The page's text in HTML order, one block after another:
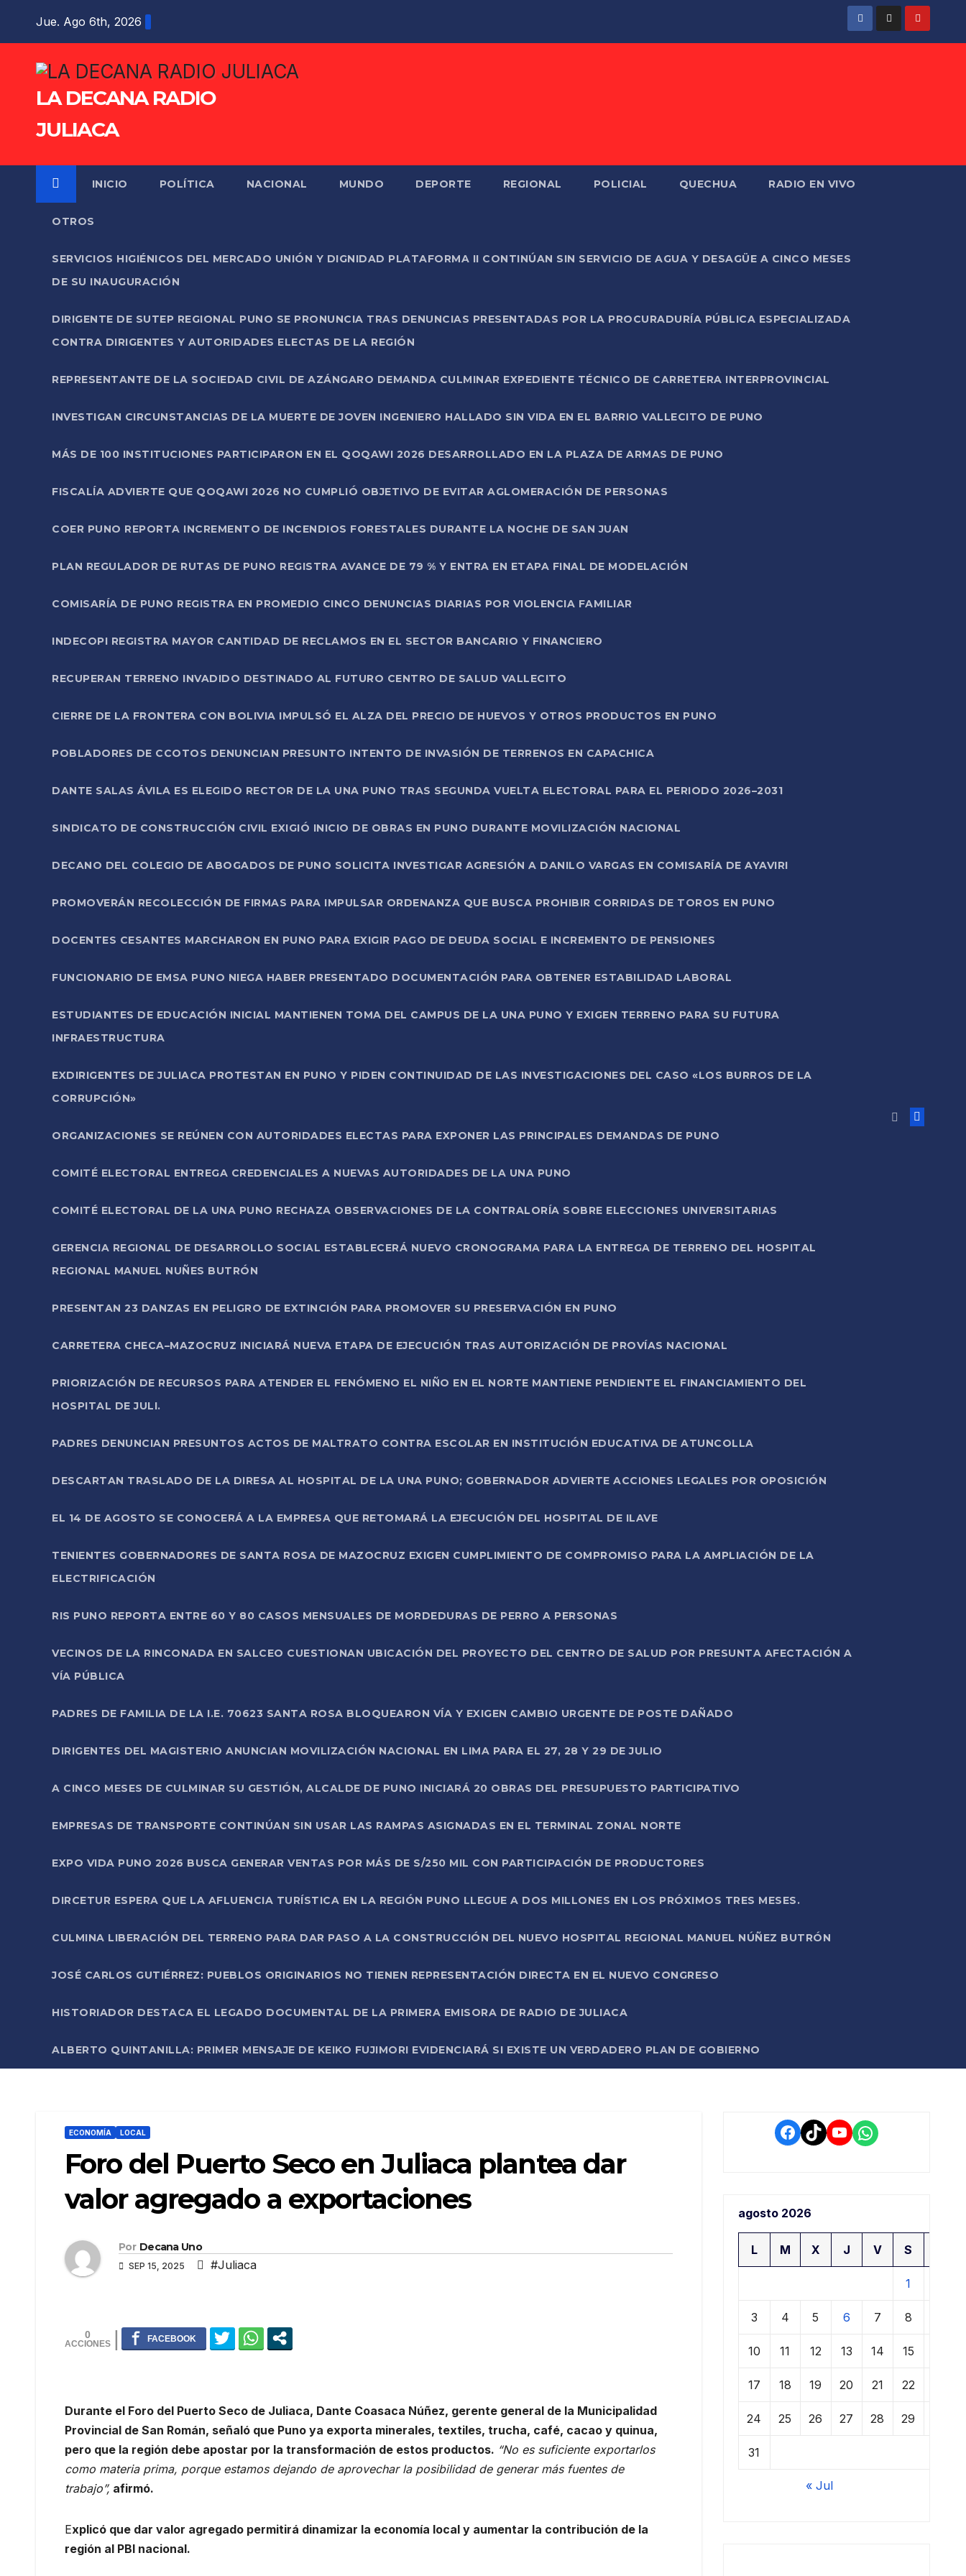
Jue. Ago 6th, 2026
LA DECANA RADIO
JULIACA
INICIO POLÍTICA NACIONAL MUNDO DEPORTE REGIONAL POLICIAL QUECHUA RADIO EN VIVO
OTROS
SERVICIOS HIGIÉNICOS DEL MERCADO UNIÓN Y DIGNIDAD PLATAFORMA II CONTINÚAN SIN SERVICIO DE AGUA Y DESAGÜE A CINCO MESES
DE SU INAUGURACIÓN
DIRIGENTE DE SUTEP REGIONAL PUNO SE PRONUNCIA TRAS DENUNCIAS PRESENTADAS POR LA PROCURADURÍA PÚBLICA ESPECIALIZADA
CONTRA DIRIGENTES Y AUTORIDADES ELECTAS DE LA REGIÓN
REPRESENTANTE DE LA SOCIEDAD CIVIL DE AZÁNGARO DEMANDA CULMINAR EXPEDIENTE TÉCNICO DE CARRETERA INTERPROVINCIAL
INVESTIGAN CIRCUNSTANCIAS DE LA MUERTE DE JOVEN INGENIERO HALLADO SIN VIDA EN EL BARRIO VALLECITO DE PUNO
MÁS DE 100 INSTITUCIONES PARTICIPARON EN EL QOQAWI 2026 DESARROLLADO EN LA PLAZA DE ARMAS DE PUNO
FISCALÍA ADVIERTE QUE QOQAWI 2026 NO CUMPLIÓ OBJETIVO DE EVITAR AGLOMERACIÓN DE PERSONAS
COER PUNO REPORTA INCREMENTO DE INCENDIOS FORESTALES DURANTE LA NOCHE DE SAN JUAN
PLAN REGULADOR DE RUTAS DE PUNO REGISTRA AVANCE DE 79 % Y ENTRA EN ETAPA FINAL DE MODELACIÓN
COMISARÍA DE PUNO REGISTRA EN PROMEDIO CINCO DENUNCIAS DIARIAS POR VIOLENCIA FAMILIAR
INDECOPI REGISTRA MAYOR CANTIDAD DE RECLAMOS EN EL SECTOR BANCARIO Y FINANCIERO
RECUPERAN TERRENO INVADIDO DESTINADO AL FUTURO CENTRO DE SALUD VALLECITO
CIERRE DE LA FRONTERA CON BOLIVIA IMPULSÓ EL ALZA DEL PRECIO DE HUEVOS Y OTROS PRODUCTOS EN PUNO
POBLADORES DE CCOTOS DENUNCIAN PRESUNTO INTENTO DE INVASIÓN DE TERRENOS EN CAPACHICA
DANTE SALAS ÁVILA ES ELEGIDO RECTOR DE LA UNA PUNO TRAS SEGUNDA VUELTA ELECTORAL PARA EL PERIODO 2026–2031
SINDICATO DE CONSTRUCCIÓN CIVIL EXIGIÓ INICIO DE OBRAS EN PUNO DURANTE MOVILIZACIÓN NACIONAL
DECANO DEL COLEGIO DE ABOGADOS DE PUNO SOLICITA INVESTIGAR AGRESIÓN A DANILO VARGAS EN COMISARÍA DE AYAVIRI
PROMOVERÁN RECOLECCIÓN DE FIRMAS PARA IMPULSAR ORDENANZA QUE BUSCA PROHIBIR CORRIDAS DE TOROS EN PUNO
DOCENTES CESANTES MARCHARON EN PUNO PARA EXIGIR PAGO DE DEUDA SOCIAL E INCREMENTO DE PENSIONES
FUNCIONARIO DE EMSA PUNO NIEGA HABER PRESENTADO DOCUMENTACIÓN PARA OBTENER ESTABILIDAD LABORAL
ESTUDIANTES DE EDUCACIÓN INICIAL MANTIENEN TOMA DEL CAMPUS DE LA UNA PUNO Y EXIGEN TERRENO PARA SU FUTURA
INFRAESTRUCTURA
EXDIRIGENTES DE JULIACA PROTESTAN EN PUNO Y PIDEN CONTINUIDAD DE LAS INVESTIGACIONES DEL CASO «LOS BURROS DE LA
CORRUPCIÓN»
ORGANIZACIONES SE REÚNEN CON AUTORIDADES ELECTAS PARA EXPONER LAS PRINCIPALES DEMANDAS DE PUNO
COMITÉ ELECTORAL ENTREGA CREDENCIALES A NUEVAS AUTORIDADES DE LA UNA PUNO
COMITÉ ELECTORAL DE LA UNA PUNO RECHAZA OBSERVACIONES DE LA CONTRALORÍA SOBRE ELECCIONES UNIVERSITARIAS
GERENCIA REGIONAL DE DESARROLLO SOCIAL ESTABLECERÁ NUEVO CRONOGRAMA PARA LA ENTREGA DE TERRENO DEL HOSPITAL
REGIONAL MANUEL NUÑES BUTRÓN
PRESENTAN 23 DANZAS EN PELIGRO DE EXTINCIÓN PARA PROMOVER SU PRESERVACIÓN EN PUNO
CARRETERA CHECA–MAZOCRUZ INICIARÁ NUEVA ETAPA DE EJECUCIÓN TRAS AUTORIZACIÓN DE PROVÍAS NACIONAL
PRIORIZACIÓN DE RECURSOS PARA ATENDER EL FENÓMENO EL NIÑO EN EL NORTE MANTIENE PENDIENTE EL FINANCIAMIENTO DEL
HOSPITAL DE JULI.
PADRES DENUNCIAN PRESUNTOS ACTOS DE MALTRATO CONTRA ESCOLAR EN INSTITUCIÓN EDUCATIVA DE ATUNCOLLA
DESCARTAN TRASLADO DE LA DIRESA AL HOSPITAL DE LA UNA PUNO; GOBERNADOR ADVIERTE ACCIONES LEGALES POR OPOSICIÓN
EL 14 DE AGOSTO SE CONOCERÁ A LA EMPRESA QUE RETOMARÁ LA EJECUCIÓN DEL HOSPITAL DE ILAVE
TENIENTES GOBERNADORES DE SANTA ROSA DE MAZOCRUZ EXIGEN CUMPLIMIENTO DE COMPROMISO PARA LA AMPLIACIÓN DE LA
ELECTRIFICACIÓN
RIS PUNO REPORTA ENTRE 60 Y 80 CASOS MENSUALES DE MORDEDURAS DE PERRO A PERSONAS
VECINOS DE LA RINCONADA EN SALCEO CUESTIONAN UBICACIÓN DEL PROYECTO DEL CENTRO DE SALUD POR PRESUNTA AFECTACIÓN A
VÍA PÚBLICA
PADRES DE FAMILIA DE LA I.E. 70623 SANTA ROSA BLOQUEARON VÍA Y EXIGEN CAMBIO URGENTE DE POSTE DAÑADO
DIRIGENTES DEL MAGISTERIO ANUNCIAN MOVILIZACIÓN NACIONAL EN LIMA PARA EL 27, 28 Y 29 DE JULIO
A CINCO MESES DE CULMINAR SU GESTIÓN, ALCALDE DE PUNO INICIARÁ 20 OBRAS DEL PRESUPUESTO PARTICIPATIVO
EMPRESAS DE TRANSPORTE CONTINÚAN SIN USAR LAS RAMPAS ASIGNADAS EN EL TERMINAL ZONAL NORTE
EXPO VIDA PUNO 2026 BUSCA GENERAR VENTAS POR MÁS DE S/250 MIL CON PARTICIPACIÓN DE PRODUCTORES
DIRCETUR ESPERA QUE LA AFLUENCIA TURÍSTICA EN LA REGIÓN PUNO LLEGUE A DOS MILLONES EN LOS PRÓXIMOS TRES MESES.
CULMINA LIBERACIÓN DEL TERRENO PARA DAR PASO A LA CONSTRUCCIÓN DEL NUEVO HOSPITAL REGIONAL MANUEL NÚÑEZ BUTRÓN
JOSÉ CARLOS GUTIÉRREZ: PUEBLOS ORIGINARIOS NO TIENEN REPRESENTACIÓN DIRECTA EN EL NUEVO CONGRESO
HISTORIADOR DESTACA EL LEGADO DOCUMENTAL DE LA PRIMERA EMISORA DE RADIO DE JULIACA
ALBERTO QUINTANILLA: PRIMER MENSAJE DE KEIKO FUJIMORI EVIDENCIARÁ SI EXISTE UN VERDADERO PLAN DE GOBIERNO
ECONOMÍA LOCAL
Foro del Puerto Seco en Juliaca plantea dar
valor agregado a exportaciones
Por Decana Uno
SEP 15, 2025 #Juliaca
0
Durante el Foro del Puerto Seco de Juliaca, Dante Coasaca Núñez, gerente general de la Municipalidad
Provincial de San Román, señaló que Puno ya exporta minerales, textiles, trucha, café, cacao y quinua,
pero que la región debe apostar por la transformación de estos productos. “No es suficiente exportarlos
como materia prima, porque estamos dejando de aprovechar la posibilidad de generar más fuentes de
trabajo”, afirmó.
Explicó que dar valor agregado permitirá dinamizar la economía local y aumentar la contribución de la
región al PBI nacional.
Facebook
TikTokYouTube
WhatsApp
agosto 2026
L M X J V S
1
3 4 5 6 7 8
10 11 12 13 14 15
17 18 19 20 21 22
24 25 26 27 28 29
31
« Jul